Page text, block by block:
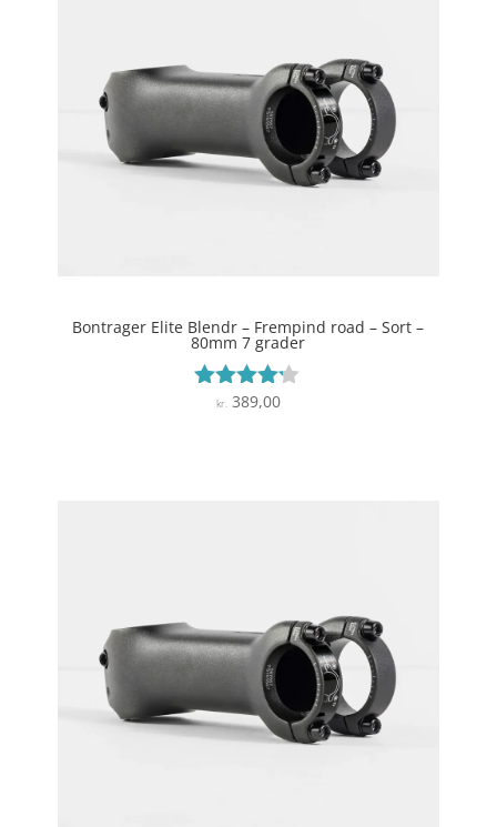
Bontrager Elite Blendr – Frempind road – Sort –
80mm 7 grader
Vurderet
kr.389,00